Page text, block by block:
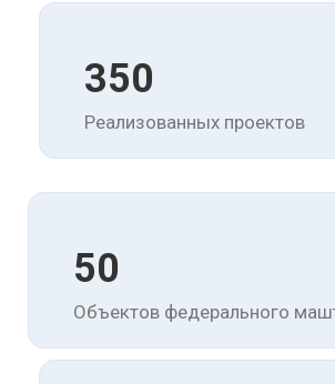
350
Реализованных проектов
50
Объектов федерального